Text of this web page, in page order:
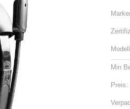
Min
Preis: